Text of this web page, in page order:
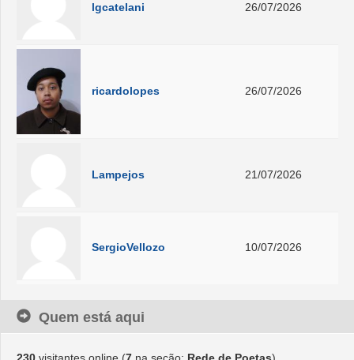
lgcatelani 26/07/2026
ricardolopes 26/07/2026
Lampejos 21/07/2026
SergioVellozo 10/07/2026
Quem está aqui